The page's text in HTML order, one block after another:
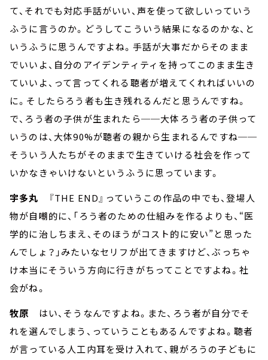
て、それでも対応手話がいい、声を使って欲しいっていう
ふうに言うのか。どうしてこういう結果になるのかな、と
いうふうに思うんですよね。手話が大事だからそのまま
でいいよ、自分のアイデンティティを持ってこのまま生き
ていいよ、って言ってくれる聴者が増えてくれればいいの
に。そしたらろう者も生き残れるんだと思うんですね。
で、ろう者の子供が生まれたら──大体ろう者の子供って
いうのは、大体90%が聴者の親から生まれるんですね──
そういう人たちがそのままで生きていける社会を作って
いかなきゃいけないというふうに思っています。
宇多丸 『THE END』っていうこの作品の中でも、登場人
物が自嘲的に、「ろう者のための仕組みを作るよりも、“医
学的に治しちまえ、そのほうがコスト的に安い”と思った
んでしょ？」みたいなセリフが出てきますけど、ぶっちゃ
け本当にそういう方向に行きがちってことですよね。社
会がね。
牧原 はい、そうなんですよね。また、ろう者が自分でそ
れを選んでしまう、っていうこともあるんですよね。聴者
が言っている人工内耳を受け入れて、親がろうの子どもに